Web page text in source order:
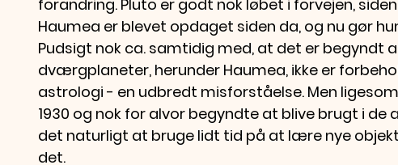
forandring. Pluto er godt nok løbet i forvejen,
Haumea er blevet opdaget siden da, og nu gør
Pudsigt nok ca. samtidig med, at det er begyndt
dværgplaneter, herunder Haumea, ikke er
astrologi - en udbredt misforståelse. Men
1930 og nok for alvor begyndte at blive brugt i de
det naturligt at bruge lidt tid på at lære nye
det.